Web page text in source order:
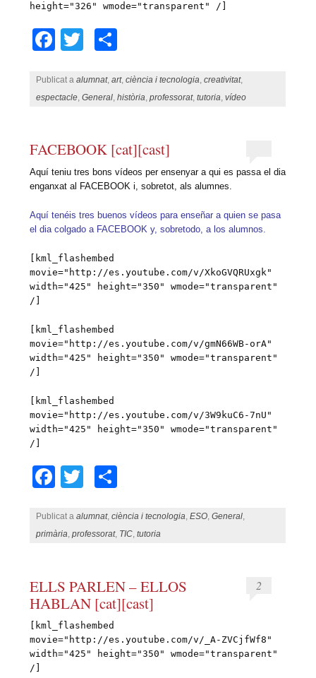
height="326" wmode="transparent" /]
Facebook
Twitter
Publicat aalumnat,art,ciència i tecnologia,creativitat,
espectacle,General,història,professorat,tutoria,vídeo
FACEBOOK [cat][cast]
Aquí teniu tres bons vídeos per ensenyar a qui es passa el dia
enganxat al FACEBOOK i, sobretot, als alumnes.
Aquí tenéis tres buenos vídeos para enseñar a quien se pasa
el dia colgado a FACEBOOK y, sobretodo, a los alumnos.
[kml_flashembed
movie="http://es.youtube.com/v/XkoGVQRUxgk"
width="425" height="350" wmode="transparent"
/]
[kml_flashembed
movie="http://es.youtube.com/v/gmN66WB-orA"
width="425" height="350" wmode="transparent"
/]
[kml_flashembed
movie="http://es.youtube.com/v/3W9kuC6-7nU"
width="425" height="350" wmode="transparent"
/]
Facebook
Twitter
Publicat aalumnat,ciència i tecnologia,ESO,General,
primària,professorat, TIC,tutoria
ELLS PARLEN – ELLOS
HABLAN [cat][cast]
2
[kml_flashembed
movie="http://es.youtube.com/v/_A-ZVCjfWf8"
width="425" height="350" wmode="transparent"
/]